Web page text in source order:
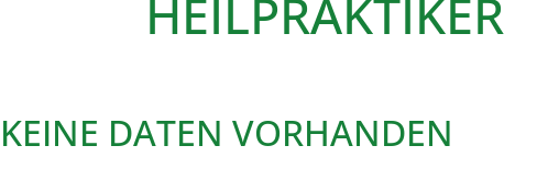
HEILPRAKTIKER
KEINE DATEN VORHANDEN